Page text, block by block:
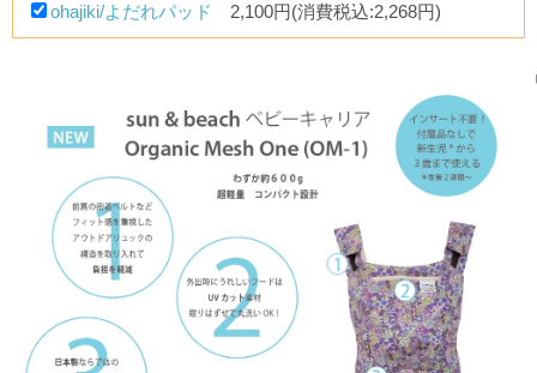
ohajiki/よだれパッド
2,100円(消費税込:2,268円)